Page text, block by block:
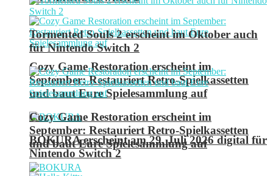
Cozy Game Restoration erscheint im
September: Restauriert Retro-Spielkassetten
und baut Eure Spielesammlung auf
BOKURA erscheint am 29. Juli 2026 digital für
Nintendo Switch 2
Tormented Souls 2 erscheint im Oktober auch
für Nintendo Switch 2
Cozy Game Restoration erscheint im
September: Restauriert Retro-Spielkassetten
und baut Eure Spielesammlung auf